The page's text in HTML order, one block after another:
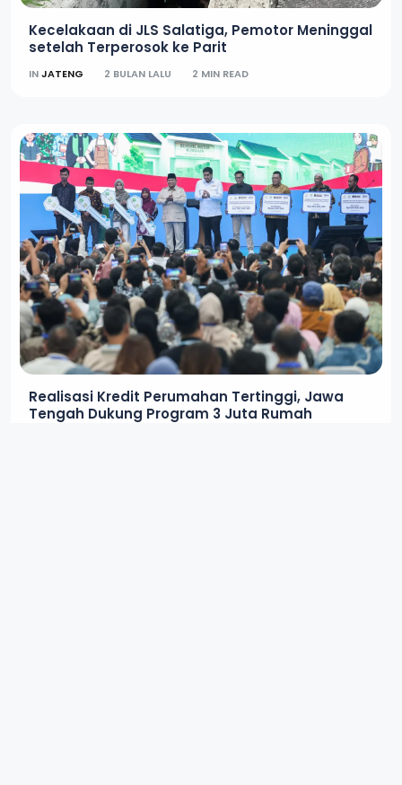
Kecelakaan di JLS Salatiga, Pemotor Meninggal
setelah Terperosok ke Parit
INJATENG 2 BULAN LALU 2 MIN READ
Realisasi Kredit Perumahan Tertinggi, Jawa
Tengah Dukung Program 3 Juta Rumah